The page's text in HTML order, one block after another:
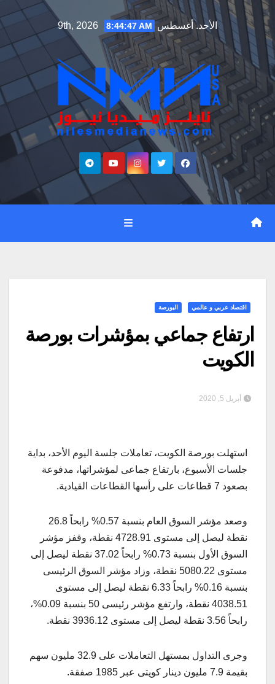
Skip
to
content
الأحد. أغسطس 9th, 2026 8:44:48 AM
اقتصاد عربي و عالمي البورصة
ارتفاع جماعي بمؤشرات بورصة
الكويت
أبريل 5, 2020
استهلت بورصة الكويت، تعاملات جلسة اليوم الأحد، بداية
جلسات الأسبوع، بارتفاع جماعى لمؤشراتها، مدفوعة
بصعود 7 قطاعات على رأسها القطاعات القيادية.
وصعد مؤشر السوق العام بنسبة 0.57% رابحاً 26.8
نقطة ليصل إلى مستوى 4728.91 نقطة، وقفز مؤشر
السوق الأول بنسبة 0.73% رابحاً 37.02 نقطة ليصل إلى
مستوى 5080.22 نقطة، وزاد مؤشر السوق الرئيسى
بنسبة 0.16% رابحاً 6.33 نقطة ليصل إلى مستوى
4038.51 نقطة، وارتفع مؤشر رئيسى 50 بنسبة 0.09%،
رابحاً 3.56 نقطة ليصل إلى مستوى 3936.12 نقطة.
وجرى التداول بمستهل التعاملات على 32.9 مليون سهم
بقيمة 7.9 مليون دينار كويتى عبر 1985 صفقة.